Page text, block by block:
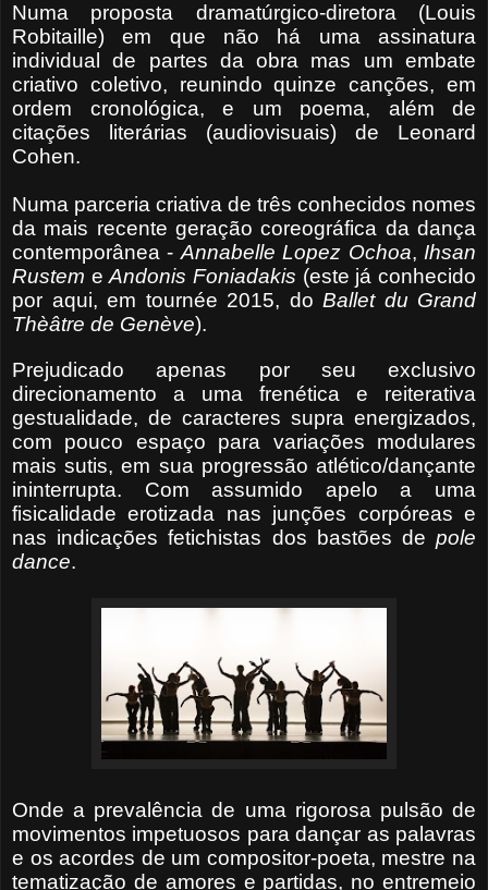
Numa proposta dramatúrgico-diretora (Louis
Robitaille) em que não há uma assinatura
individual de partes da obra mas um embate
criativo coletivo, reunindo quinze canções, em
ordem cronológica, e um poema, além de
citações literárias (audiovisuais) de Leonard
Cohen.
Numa parceria criativa de três conhecidos nomes
da mais recente geração coreográfica da dança
contemporânea -Annabelle Lopez Ochoa,Ihsan
Rustem eAndonis Foniadakis (este já conhecido
por aqui, em tournée 2015, do Ballet du Grand
Thèâtre de Genève).
Prejudicado apenas por seu exclusivo
direcionamento a uma frenética e reiterativa
gestualidade, de caracteres supra energizados,
com pouco espaço para variações modulares
mais sutis, em sua progressão atlético/dançante
ininterrupta. Com assumido apelo a uma
fisicalidade erotizada nas junções corpóreas e
nas indicações fetichistas dos bastões de pole
dance.
Onde a prevalência de uma rigorosa pulsão de
movimentos impetuosos para dançar as palavras
e os acordes de um compositor-poeta, mestre na
tematização de amores e partidas, no entremeio